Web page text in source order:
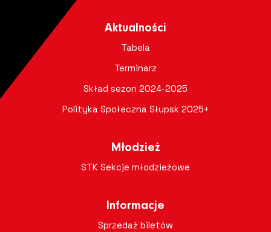
Aktualności
Tabela
Terminarz
Skład sezon 2024-2025
Polityka Społeczna Słupsk 2025+
Młodzież
STK Sekcje młodzieżowe
Informacje
Sprzedaż biletów